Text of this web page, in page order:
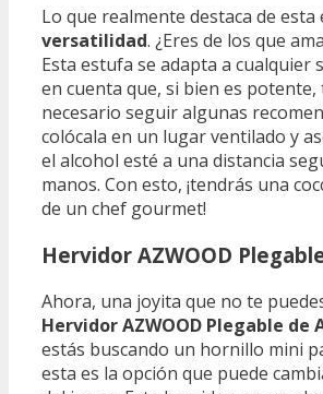
Lo que realmente destaca de esta
versatilidad. ¿Eres de los que
Esta estufa se adapta a cualquier
en cuenta que, si bien es potente,
necesario seguir algunas
colócala en un lugar ventilado y
el alcohol esté a una distancia
manos. Con esto, ¡tendrás una
de un chef gourmet!
Hervidor AZWOOD
Ahora, una joyita que no te
Hervidor AZWOOD Plegable de
estás buscando un hornillo mini
esta es la opción que puede